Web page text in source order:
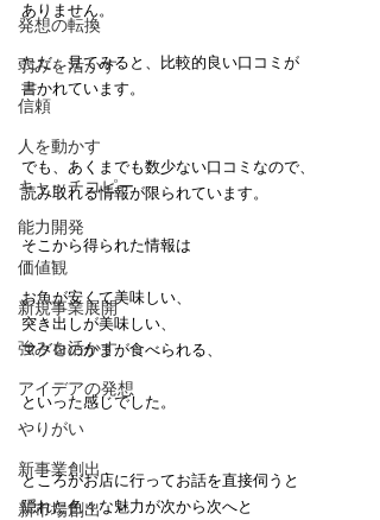
発想の転換
弱みを活かす
信頼
人を動かす
キャッチコピー
能力開発
価値観
新規事業展開
強みを活かす
アイデアの発想
やりがい
新事業創出
新市場創出
ありません。
ただ、見てみると、比較的良い口コミが
書かれています。
でも、あくまでも数少ない口コミなので、
読み取れる情報が限られています。
そこから得られた情報は
お魚が安くて美味しい、
突き出しが美味しい、
マグロのかまが食べられる、
といった感じでした。
ところがお店に行ってお話を直接伺うと
隠れた色々な魅力が次から次へと